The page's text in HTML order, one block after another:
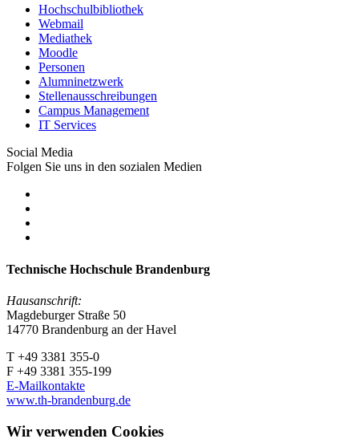
Hochschulbibliothek
Webmail
Mediathek
Moodle
Personen
Alumninetzwerk
Stellenausschreibungen
Campus Management
IT Services
Social Media
Folgen Sie uns in den sozialen Medien
Technische Hochschule Brandenburg
Hausanschrift:
Magdeburger Straße 50
14770 Brandenburg an der Havel
T +49 3381 355-0
F +49 3381 355-199
E-Mailkontakte
www.th-brandenburg.de
Wir verwenden Cookies